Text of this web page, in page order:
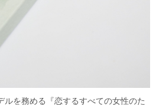
ルを務める『恋するすべての女性のた